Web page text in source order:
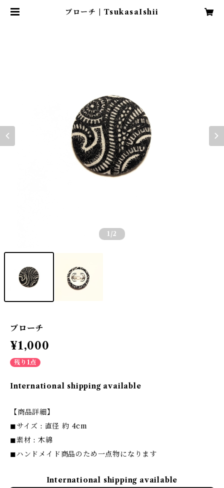
ブローチ | TsukasaIshii
1 /2
ブローチ
¥1,000
残り1点
International shipping available
【商品詳細】
◼サイズ : 直径 約 4cm
◼素材 : 木綿
◼ハンドメイド商品のため一点物になります
International shipping available